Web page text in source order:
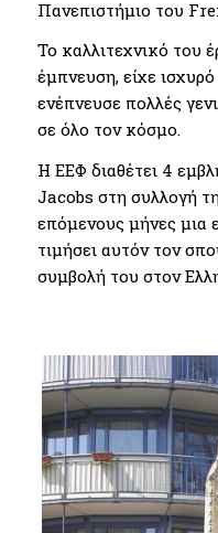
Πανεπιστήμιο του
Το καλλιτεχνικό του
έμπνευση, είχε
ενέπνευσε πολλές
σε όλο τον κόσμο.
Η ΕΕΦ διαθέτει 4
Jacobs στη συλλογή
επόμενους μήνες μια
τιμήσει αυτόν τον
συμβολή του στον